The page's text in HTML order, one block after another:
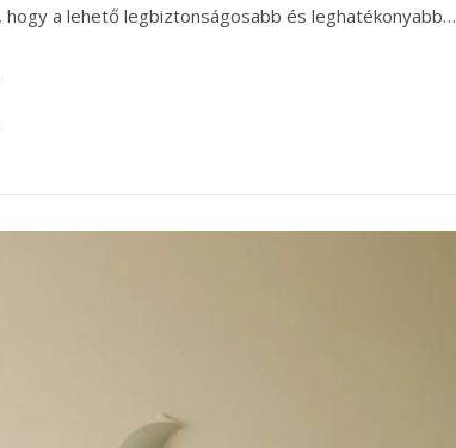
a lehető legbiztonságosabb és leghatékonyabb…